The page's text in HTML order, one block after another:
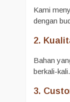
Kami
dengan
2.
Bahan
berkali-kali.
3.